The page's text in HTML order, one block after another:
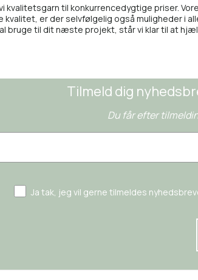
kvalitetsgarn til konkurrencedygtige priser.
er der selvfølgelig også muligheder i
bruge til dit næste projekt, står vi klar til at
Tilmeld dig
Du får efter
Ja tak, jeg vil gerne tilmeldes